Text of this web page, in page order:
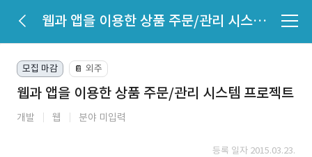
웹과 앱을 이용한 상품 주문/관리 시스템 프로젝트
모집 마감 📔 외주
웹과 앱을 이용한 상품 주문/관리 시스템 프로젝트
개발 웹 분야 미입력
등록 일자 2015.03.23.